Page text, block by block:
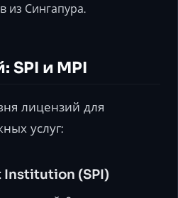
из Сингапура.
SPI и MPI
лицензий для
услуг:
Institution (SPI)